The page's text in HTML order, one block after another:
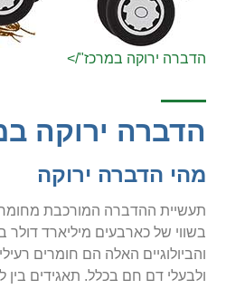
הדברה ירוקה במרכז"/>
הדברה ירוקה
מהי הדברה ירוקה
תעשיית ההדברה המורכבת
בשווי של כארבעים מיליארד דולר
והביולוגיים האלה הם חומרים
ולבעלי דם חם בכלל. תאגידים בין